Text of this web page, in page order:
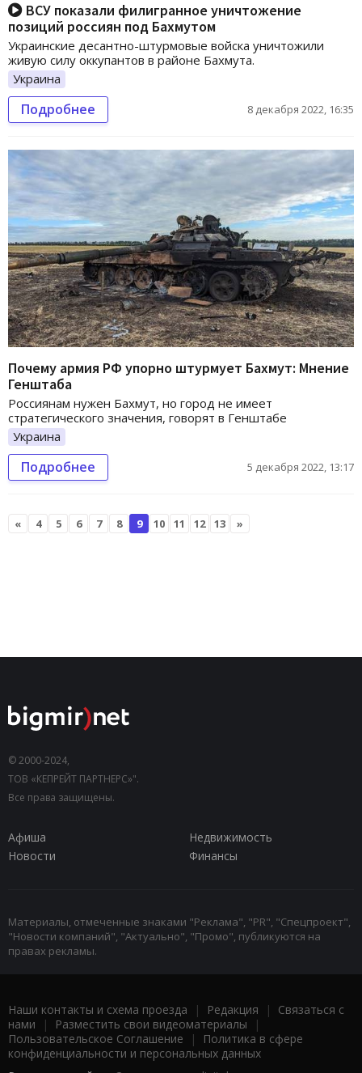
ВСУ показали филигранное уничтожение
позиций россиян под Бахмутом
Украинские десантно-штурмовые войска уничтожили
живую силу оккупантов в районе Бахмута.
Украина
Подробнее 8 декабря 2022, 16:35
Почему армия РФ упорно штурмует Бахмут: Мнение
Генштаба
Россиянам нужен Бахмут, но город не имеет
стратегического значения, говорят в Генштабе
Украина
Подробнее 5 декабря 2022, 13:17
« 4 5 6 7 8 9 10 11 12 13 »
© 2000-2024,
ТОВ «КЕПРЕЙТ ПАРТНЕРС»".
Все права защищены.
Афиша
Недвижимость
Новости
Финансы
Материалы, отмеченные знаками "Реклама", "PR", "Спецпроект",
"Новости компаний", "Актуально", "Промо", публикуются на
правах рекламы.
Наши контакты и схема проезда | Редакция | Связаться с
нами | Разместить свои видеоматериалы |
Пользовательское Соглашение |
Политика в сфере
конфиденциальности и персональных данных